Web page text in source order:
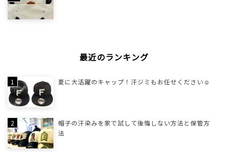
最近のランキング
夏に大活躍のキャップ！汗ジミもお任せください☺
帽子の汗染みを家で試して後悔しない方法と保管方
法